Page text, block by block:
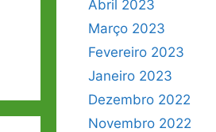
Abril 2023
Março 2023
Fevereiro 2023
Janeiro 2023
Dezembro 2022
Novembro 2022